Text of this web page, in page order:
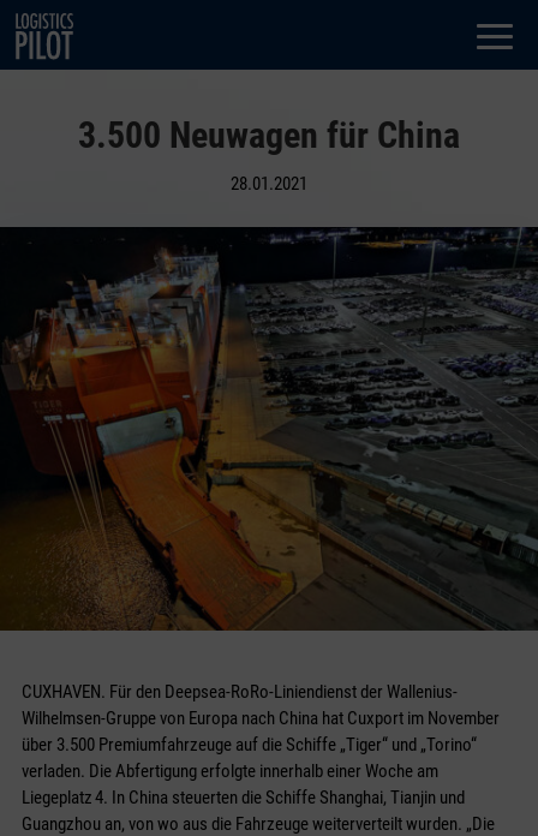
Dialog
window
3.500 Neuwagen für China
28.01.2021
CUXHAVEN. Für den Deepsea-RoRo-Linien­dienst der Wallenius-
Wilhelmsen-Gruppe von Europa nach China hat Cuxport im November
über 3.500 Premiumfahrzeuge auf die Schiffe „Tiger“ und „Torino“
verladen. Die Abfertigung erfolgte innerhalb einer Woche am
Liegeplatz 4. In China steuerten die Schiffe Shanghai, Tianjin und
Guangzhou an, von wo aus die Fahrzeuge weiterverteilt wurden. „Die